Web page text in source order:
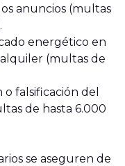
anuncios (multas
energético en
(multas de
o falsificación del
de hasta 6.000
se aseguren de